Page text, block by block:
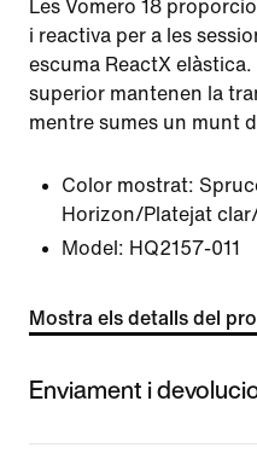
Les Vomero 18
i reactiva per a les
escuma ReactX
superior mantenen la
mentre sumes un munt
Color mostrat:
Horizon/Platejat
Model: HQ2157-011
Mostra els detalls del
Enviament i